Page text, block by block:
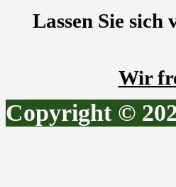
Lassen Sie
Wir
Copyright ©